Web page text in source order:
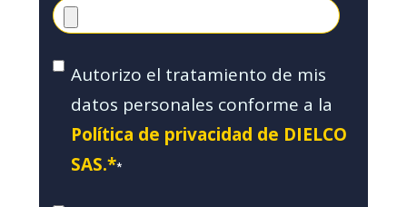
Autorizo el tratamiento de mis
datos personales conforme a la
Política de privacidad de DIELCO
SAS.**